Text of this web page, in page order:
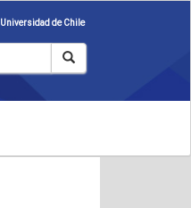
Universidad de Chile